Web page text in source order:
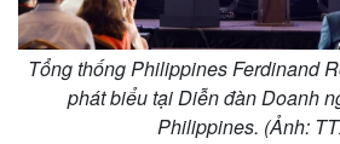
Tổng thống Philippines Ferdinand
phát biểu tại Diễn đàn Doanh
Philippines. (Ảnh: